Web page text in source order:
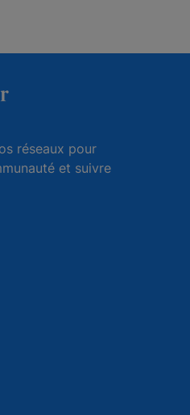
réseaux pour
et suivre